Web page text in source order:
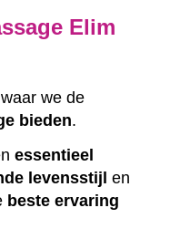
Elim
we de
bieden.
essentieel
levensstijl en
beste ervaring